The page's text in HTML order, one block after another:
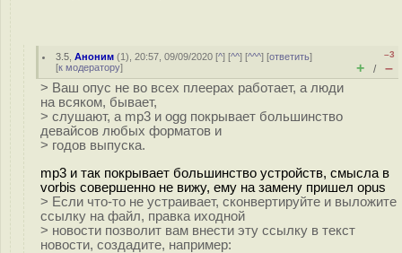
3.5 ,Аноним (1), 20:57, 09/09/2020 [^] [^^] [^^^] [ответить]
[к модератору]
–3
+ / –
> Ваш опус не во всех плеерах работает, а люди
на всяком, бывает,
> слушают, а mp3 и ogg покрывает большинство
девайсов любых форматов и
> годов выпуска.
mp3 и так покрывает большинство устройств, смысла в
vorbis совершенно не вижу, ему на замену пришел opus
> Если что-то не устраивает, сконвертируйте и выложите
ссылку на файл, правка иходной
> новости позволит вам внести эту ссылку в текст
новости, создадите, например: